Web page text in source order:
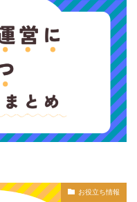
お役立ち情報